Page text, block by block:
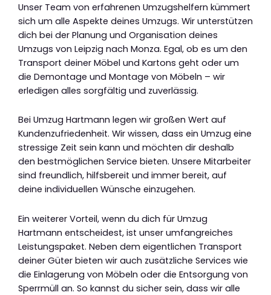
Unser Team von erfahrenen Umzugshelfern kümmert
sich um alle Aspekte deines Umzugs. Wir unterstützen
dich bei der Planung und Organisation deines
Umzugs von Leipzig nach Monza. Egal, ob es um den
Transport deiner Möbel und Kartons geht oder um
die Demontage und Montage von Möbeln – wir
erledigen alles sorgfältig und zuverlässig.
Bei Umzug Hartmann legen wir großen Wert auf
Kundenzufriedenheit. Wir wissen, dass ein Umzug eine
stressige Zeit sein kann und möchten dir deshalb
den bestmöglichen Service bieten. Unsere Mitarbeiter
sind freundlich, hilfsbereit und immer bereit, auf
deine individuellen Wünsche einzugehen.
Ein weiterer Vorteil, wenn du dich für Umzug
Hartmann entscheidest, ist unser umfangreiches
Leistungspaket. Neben dem eigentlichen Transport
deiner Güter bieten wir auch zusätzliche Services wie
die Einlagerung von Möbeln oder die Entsorgung von
Sperrmüll an. So kannst du sicher sein, dass wir alle